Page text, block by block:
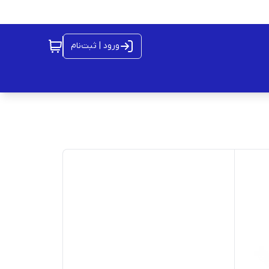
ورود | ثبت‌نام